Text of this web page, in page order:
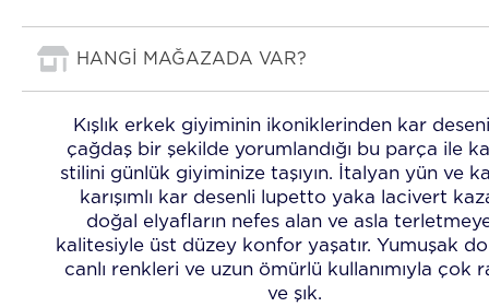
HANGİ MAĞAZADA VAR?
Kışlık erkek giyiminin ikoniklerinden kar
çağdaş bir şekilde yorumlandığı bu parça ile
stilini günlük giyiminize taşıyın. İtalyan yün ve
karışımlı kar desenli lupetto yaka lacivert
doğal elyafların nefes alan ve asla
kalitesiyle üst düzey konfor yaşatır. Yumuşak
canlı renkleri ve uzun ömürlü kullanımıyla çok
ve şık.